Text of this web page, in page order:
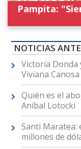
Pampita:
NOTICIAS
Victoria Donda
Viviana Canosa
Quién es el
Aníbal Lotocki
Santi Maratea:
millones de